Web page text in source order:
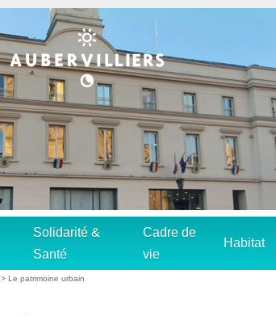
Solidarité &
Santé
Cadre de
vie
Habitat
> Le patrimoine urbain